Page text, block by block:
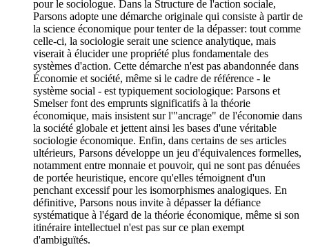
pour le sociologue. Dans la Structure de l'action sociale,
Parsons adopte une démarche originale qui consiste à partir de
la science économique pour tenter de la dépasser: tout comme
celle-ci, la sociologie serait une science analytique, mais
viserait à élucider une propriété plus fondamentale des
systèmes d'action. Cette démarche n'est pas abandonnée dans
Économie et société, même si le cadre de référence - le
système social - est typiquement sociologique: Parsons et
Smelser font des emprunts significatifs à la théorie
économique, mais insistent sur l'"ancrage" de l'économie dans
la société globale et jettent ainsi les bases d'une véritable
sociologie économique. Enfin, dans certains de ses articles
ultérieurs, Parsons développe un jeu d'équivalences formelles,
notamment entre monnaie et pouvoir, qui ne sont pas dénuées
de portée heuristique, encore qu'elles témoignent d'un
penchant excessif pour les isomorphismes analogiques. En
définitive, Parsons nous invite à dépasser la défiance
systématique à l'égard de la théorie économique, même si son
itinéraire intellectuel n'est pas sur ce plan exempt
d'ambiguïtés.